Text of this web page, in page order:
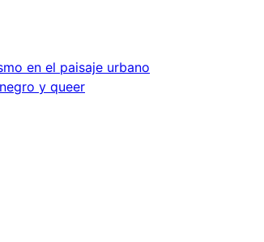
en el paisaje urbano
y queer